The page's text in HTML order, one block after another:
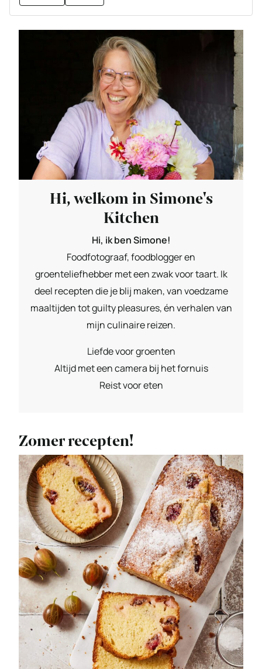
Hi, welkom in Simone's
Kitchen
Hi, ik ben Simone!
Foodfotograaf, foodblogger en
groenteliefhebber met een zwak voor taart. Ik
deel recepten die je blij maken, van voedzame
maaltijden tot guilty pleasures, én verhalen van
mijn culinaire reizen.
Liefde voor groenten
Altijd met een camera bij het fornuis
Reist voor eten
Zomer recepten!